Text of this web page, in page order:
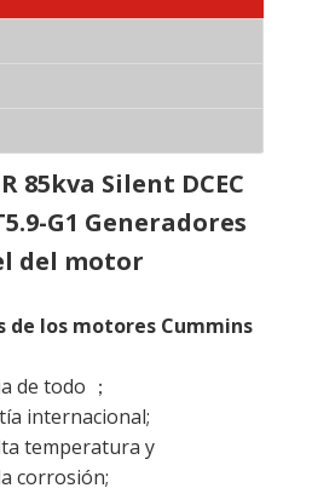
85kva Silent DCEC
de los motores Cummins
de todo ；
internacional;
corrosión;
de repuesto está
alternador de leroysomer